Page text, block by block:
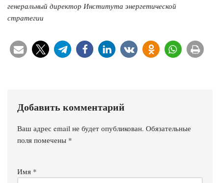
генеральный директор Института энергетической
стратегии
Добавить комментарий
Ваш адрес email не будет опубликован. Обязательные
поля помечены *
Имя *